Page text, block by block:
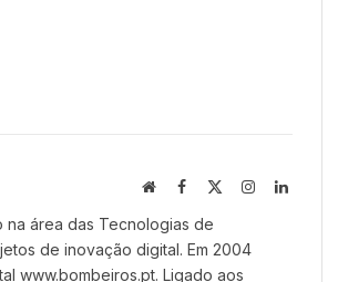
WebsiteFacebook InstagramLinkedIn
na área das Tecnologias de
de inovação digital. Em 2004
www.bombeiros.pt. Ligado aos